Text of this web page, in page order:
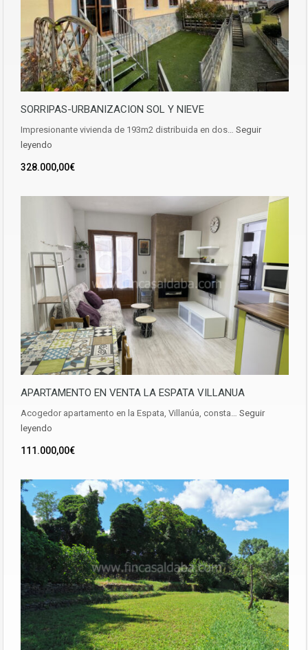
SORRIPAS-URBANIZACION SOL Y NIEVE
Impresionante vivienda de 193m2 distribuida en dos… Seguir
leyendo
328.000,00€
APARTAMENTO EN VENTA LA ESPATA VILLANUA
Acogedor apartamento en la Espata, Villanúa, consta… Seguir
leyendo
111.000,00€